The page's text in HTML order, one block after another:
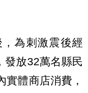
為刺激震後經
發放32萬名縣民
體商店消費，